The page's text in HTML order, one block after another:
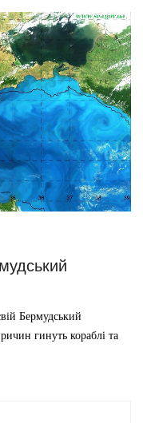
Бермудський
гинуть кораблі та